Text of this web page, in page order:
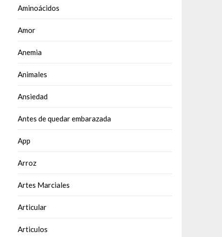
Aminoácidos
Amor
Anemia
Animales
Ansiedad
Antes de quedar embarazada
App
Arroz
Artes Marciales
Articular
Articulos